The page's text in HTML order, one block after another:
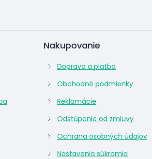
Nakupovanie
Doprava a platba
Obchodné podmienky
Reklamácie
Odstúpenie od zmluvy
Ochrana osobných údajov
Nastavenia súkromia